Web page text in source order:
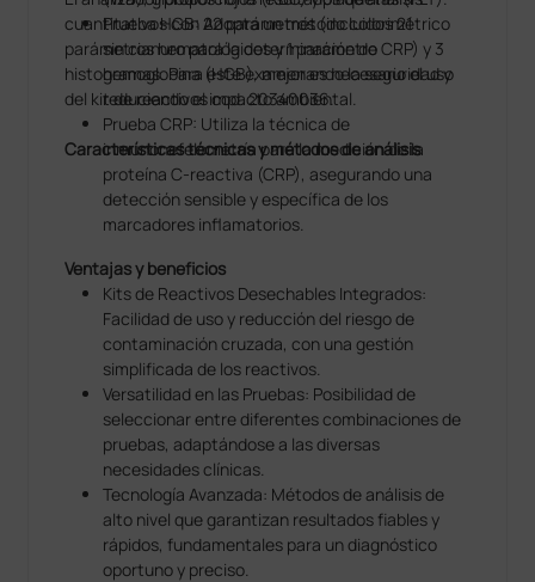
cuantitativos con 22 parámetros (incluidos 21
parámetros hematológicos y 1 parámetro CRP) y 3
histogramas. Para este examen es necesario el uso
del kit de reactivos cod. 20340036.
Características técnicas y métodos de análisis
Prueba HGB: Adopta un método colorimétrico
sin cianuro para la determinación de
hemoglobina (HGB), mejorando la seguridad y
reduciendo el impacto ambiental.
Prueba CRP: Utiliza la técnica de
inmunonefelometría para la medición de la
proteína C-reactiva (CRP), asegurando una
detección sensible y específica de los
marcadores inflamatorios.
Ventajas y beneficios
Kits de Reactivos Desechables Integrados:
Facilidad de uso y reducción del riesgo de
contaminación cruzada, con una gestión
simplificada de los reactivos.
Versatilidad en las Pruebas: Posibilidad de
seleccionar entre diferentes combinaciones de
pruebas, adaptándose a las diversas
necesidades clínicas.
Tecnología Avanzada: Métodos de análisis de
alto nivel que garantizan resultados fiables y
rápidos, fundamentales para un diagnóstico
oportuno y preciso.